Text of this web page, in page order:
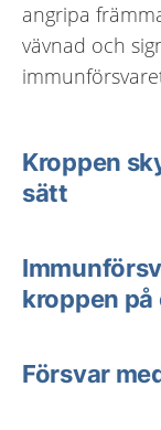
angripa
vävnad och
Kroppen
sätt
kroppen
Försvar